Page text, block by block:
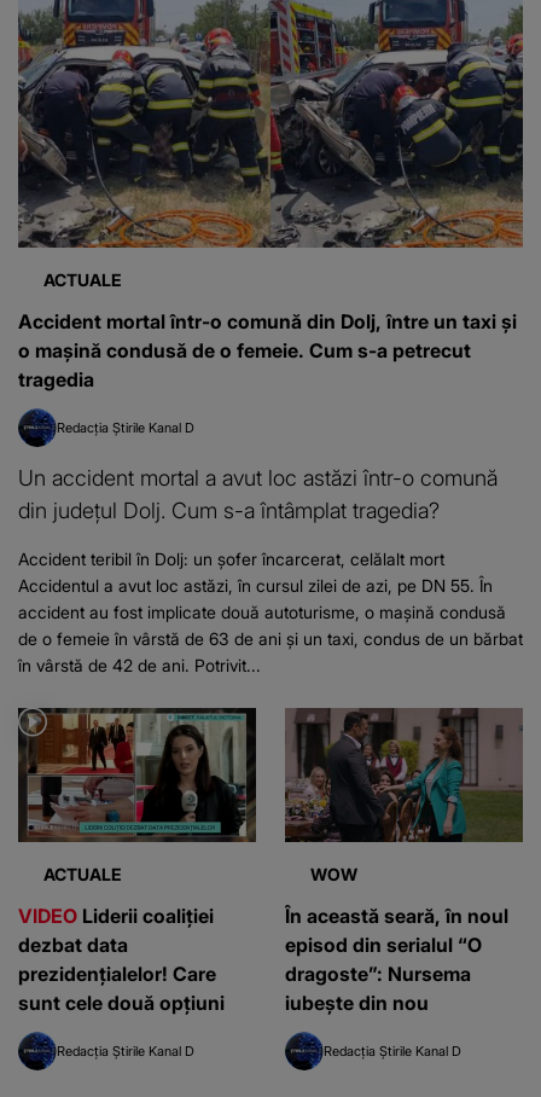
ACTUALE
Accident mortal într-o comună din Dolj, între un taxi și
o mașină condusă de o femeie. Cum s-a petrecut
tragedia
Redacția Știrile Kanal D
Un accident mortal a avut loc astăzi într-o comună
din județul Dolj. Cum s-a întâmplat tragedia?
Accident teribil în Dolj: un șofer încarcerat, celălalt mort
Accidentul a avut loc astăzi, în cursul zilei de azi, pe DN 55. În
accident au fost implicate două autoturisme, o mașină condusă
de o femeie în vârstă de 63 de ani și un taxi, condus de un bărbat
în vârstă de 42 de ani. Potrivit...
ACTUALE
VIDEO Liderii coaliției
dezbat data
prezidențialelor! Care
sunt cele două opțiuni
Redacția Știrile Kanal D
WOW
În această seară, în noul
episod din serialul “O
dragoste”: Nursema
iubește din nou
Redacția Știrile Kanal D